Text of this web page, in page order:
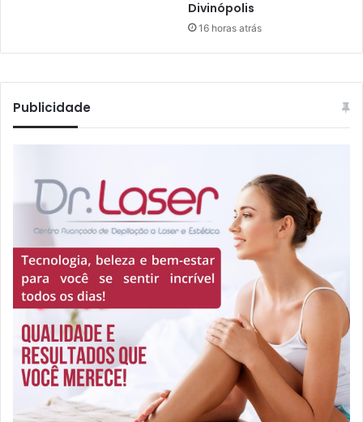
Divinópolis
16 horas atrás
Publicidade